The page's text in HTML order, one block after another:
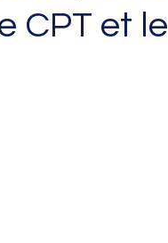
CPT et le